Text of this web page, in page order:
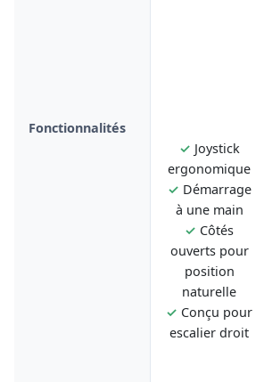
Fonctionnalités
✓ Joystick
ergonomique
✓ Démarrage
à une main
✓ Côtés
ouverts pour
position
naturelle
✓ Conçu pour
escalier droit